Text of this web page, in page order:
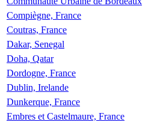
Compiègne, France
Coutras, France
Dakar, Senegal
Doha, Qatar
Dordogne, France
Dublin, Irelande
Dunkerque, France
Embres et Castelmaure, France